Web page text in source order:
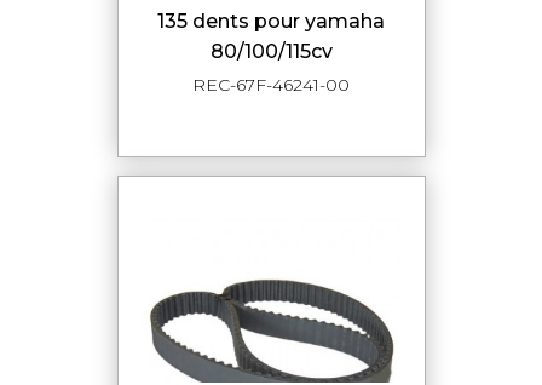
135 dents pour yamaha
80/100/115cv
REC-67F-46241-00